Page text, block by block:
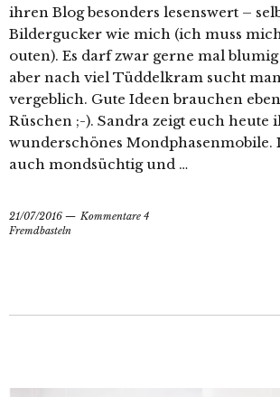
ihren Blog besonders lesenswert –
Bildergucker wie mich (ich muss
outen). Es darf zwar gerne mal
aber nach viel Tüddelkram sucht
vergeblich. Gute Ideen brauchen
Rüschen ;-). Sandra zeigt euch heute
wunderschönes Mondphasenmobile.
auch mondsüchtig und …
21/07/2016
Kommentare 4
Fremdbasteln